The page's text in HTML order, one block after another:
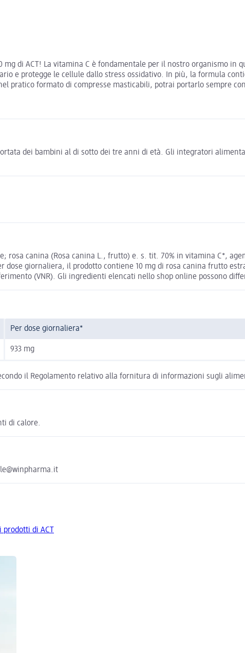
di ACT! La vitamina C è fondamentale per il nostro organismo in
e protegge le cellule dallo stress ossidativo. In più, la formula
pratico formato di compresse masticabili, potrai portarlo sempre
dei bambini al di sotto dei tre anni di età. Gli integratori
rosa canina (Rosa canina L., frutto) e. s. tit. 70% in vitamina C*,
giornaliera, il prodotto contiene 10 mg di rosa canina frutto
(VNR). Gli ingredienti elencati nello shop online possono
Per dose giornaliera*
933 mg
il Regolamento relativo alla fornitura di informazioni sugli
di calore.
prodotti di ACT